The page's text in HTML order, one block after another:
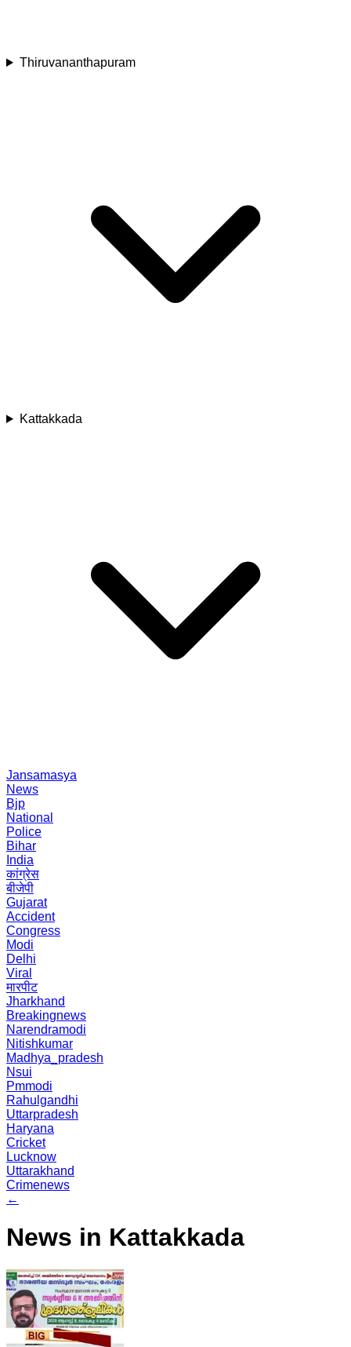
Thiruvananthapuram
Kattakkada
Jansamasya
News
Bjp
National
Police
Bihar
India
कांग्रेस
बीजेपी
Gujarat
Accident
Congress
Modi
Delhi
Viral
मारपीट
Jharkhand
Breakingnews
Narendramodi
Nitishkumar
Madhya_pradesh
Nsui
Pmmodi
Rahulgandhi
Uttarpradesh
Haryana
Cricket
Lucknow
Uttarakhand
Crimenews
←
News in Kattakkada